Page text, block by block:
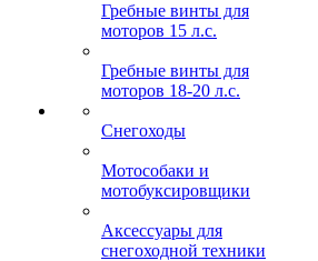
Гребные винты для
моторов 15 л.с.
Гребные винты для
моторов 18-20 л.с.
Снегоходы
Мотособаки и
мотобуксировщики
Аксессуары для
снегоходной техники